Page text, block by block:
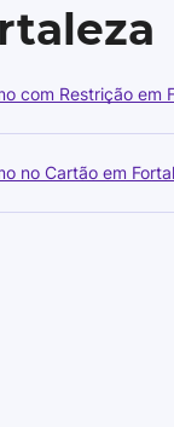
com Restrição em
no Cartão em